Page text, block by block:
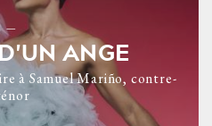
ANGE
à Samuel Mariño, contre-